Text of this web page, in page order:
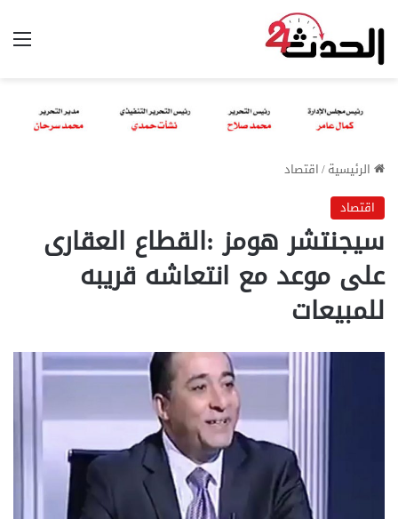
الرئيسية/اقتصاد
اقتصاد
سيجنتشر هومز :القطاع العقارى
على موعد مع انتعاشه قريبه
للمبيعات